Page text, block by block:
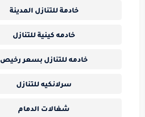
خادمة للتنازل المدينة
خادمه كينية للتنازل
خادمه للتنازل بسعر رخيص
سرلانكيه للتنازل
شغالات الدمام